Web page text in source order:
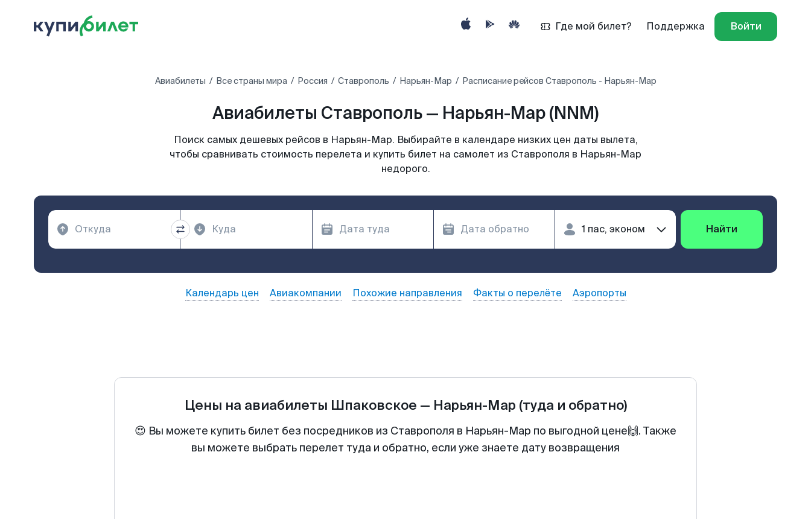
Где мой билет? Поддержка Войти
Авиабилеты Все страны мира Россия Ставрополь Нарьян-Мар Расписание рейсов Ставрополь - Нарьян-Мар
Авиабилеты Ставрополь — Нарьян-Мар (NNM)
Поиск самых дешевых рейсов в Нарьян-Мар. Выбирайте в календаре низких цен даты вылета,
чтобы сравнивать стоимость перелета и купить билет на самолет из Ставрополя в Нарьян-Мар
недорого.
Найти
Календарь цен Авиакомпании Похожие направления Факты о перелёте Аэропорты
Цены на авиабилеты Шпаковское — Нарьян-Мар (туда и обратно)
😍 Вы можете купить билет без посредников из Ставрополя в Нарьян-Мар по выгодной цене🙌. Также
вы можете выбрать перелет туда и обратно, если уже знаете дату возвращения